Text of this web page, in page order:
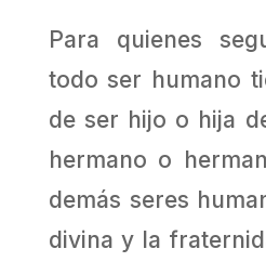
Para quienes
todo ser humano
de ser hijo o hija
hermano o
demás seres
divina y la